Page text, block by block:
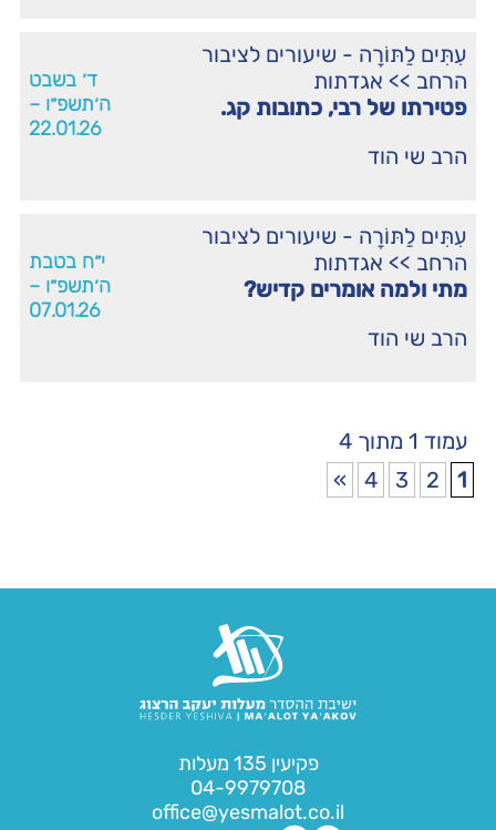
עִתִּים לַתּוֹרָה - שיעורים לציבור
הרחב >> אגדתות
פטירתו של רבי, כתובות קג.
הרב שי הוד
ד׳ בשבט
ה׳תשפ״ו –
22.01.26
עִתִּים לַתּוֹרָה - שיעורים לציבור
הרחב >> אגדתות
מתי ולמה אומרים קדיש?
הרב שי הוד
י״ח בטבת
ה׳תשפ״ו –
07.01.26
עמוד 1 מתוך 4
1
2
3
4
»
פקיעין 135 מעלות
04-9979708
office@yesmalot.co.il